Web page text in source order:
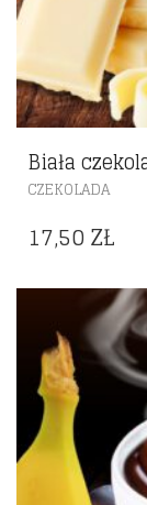
Biała
CZEKOLADA
17,50ZŁ